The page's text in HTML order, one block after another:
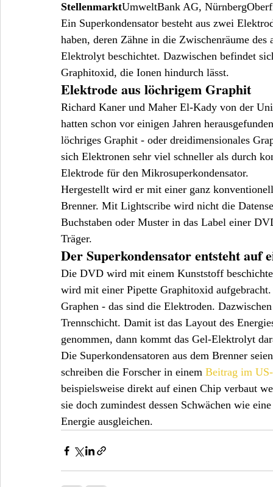
StellenmarktUmweltBank AG,
Ein Superkondensator besteht aus zwei
haben, deren Zähne in die Zwischenräume
Elektrolyt beschichtet. Dazwischen befindet
Graphitoxid, die Ionen hindurch lässt.
Elektrode aus löchrigem Graphit
Richard Kaner und Maher El-Kady von der
hatten schon vor einigen Jahren
löchriges Graphit - oder dreidimensionales
sich Elektronen sehr viel schneller als durch
Elektrode für den Mikrosuperkondensator.
Hergestellt wird er mit einer ganz
Brenner. Mit Lightscribe wird nicht die
Buchstaben oder Muster in das Label einer
Träger.
Der Superkondensator entsteht auf
Die DVD wird mit einem Kunststoff
wird mit einer Pipette Graphitoxid
Graphen - das sind die Elektroden.
Trennschicht. Damit ist das Layout des
genommen, dann kommt das Gel-Elektrolyt
Die Superkondensatoren aus dem Brenner
schreiben die Forscher in einem Beitrag im
beispielsweise direkt auf einen Chip verbaut
sie doch zumindest dessen Schwächen wie
Energie ausgleichen.